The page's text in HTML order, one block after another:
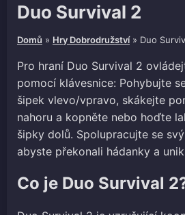
Duo Survival 2
Domů » Hry Dobrodružství » Duo
Pro hraní Duo Survival 2
pomocí klávesnice: Pohybujte
šipek vlevo/vpravo, skákejte
nahoru a kopněte nebo hoďte
šipky dolů. Spolupracujte se
abyste překonali hádanky a
Co je Duo Survival